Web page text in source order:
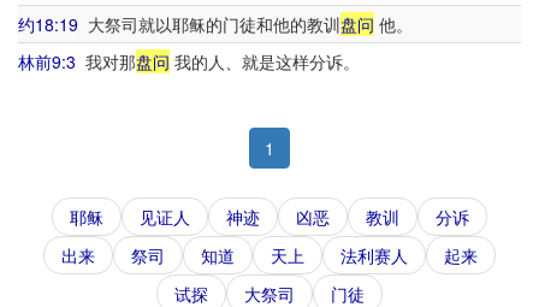
约18:19 大祭司就以耶稣的门徒和他的教训盘问 他。
林前9:3 我对那盘问 我的人、就是这样分诉。
1
耶稣 见证人 神迹 凶恶 教训
分诉
出来
祭司 知道 天上 法利赛人
起来
试探
大祭司 门徒